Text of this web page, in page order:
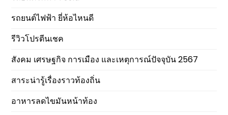
รถยนต์ไฟฟ้า ยี่ห้อไหนดี
รีวิวโปรตีนเชค
สังคม เศรษฐกิจ การเมือง และเหตุการณ์ปัจจุบัน 2567
สาระน่ารู้เรื่องราวท้องถิ่น
อาหารลดไขมันหน้าท้อง